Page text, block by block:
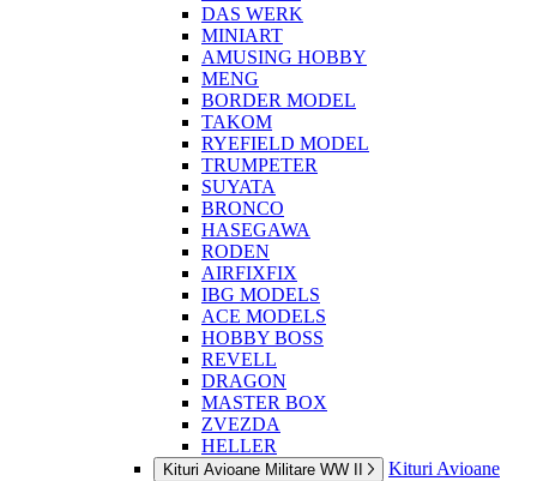
DAS WERK
MINIART
AMUSING HOBBY
MENG
BORDER MODEL
TAKOM
RYEFIELD MODEL
TRUMPETER
SUYATA
BRONCO
HASEGAWA
RODEN
AIRFIXFIX
IBG MODELS
ACE MODELS
HOBBY BOSS
REVELL
DRAGON
MASTER BOX
ZVEZDA
HELLER
Kituri Avioane Militare WW II
Kituri Avioane